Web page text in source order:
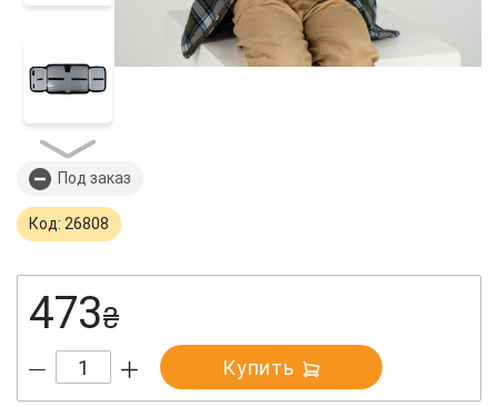
Под заказ
Код: 26808
473₴
Купить